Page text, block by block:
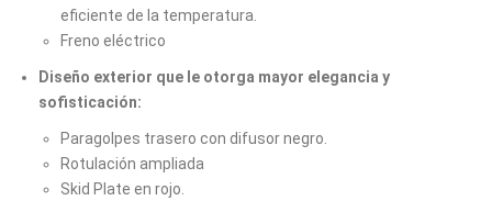
eficiente de la temperatura.
Freno eléctrico
Diseño exterior que le otorga mayor elegancia y
sofisticación:
Paragolpes trasero con difusor negro.
Rotulación ampliada
Skid Plate en rojo.